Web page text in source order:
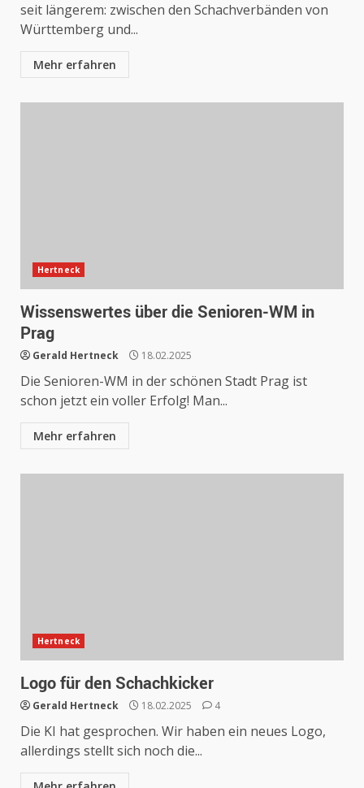
seit längerem: zwischen den Schachverbänden von
Württemberg und...
Mehr erfahren
Hertneck
Wissenswertes über die Senioren-WM in
Prag
Gerald Hertneck 18.02.2025
Die Senioren-WM in der schönen Stadt Prag ist
schon jetzt ein voller Erfolg! Man...
Mehr erfahren
Hertneck
Logo für den Schachkicker
Gerald Hertneck 18.02.2025 4
Die KI hat gesprochen. Wir haben ein neues Logo,
allerdings stellt sich noch die...